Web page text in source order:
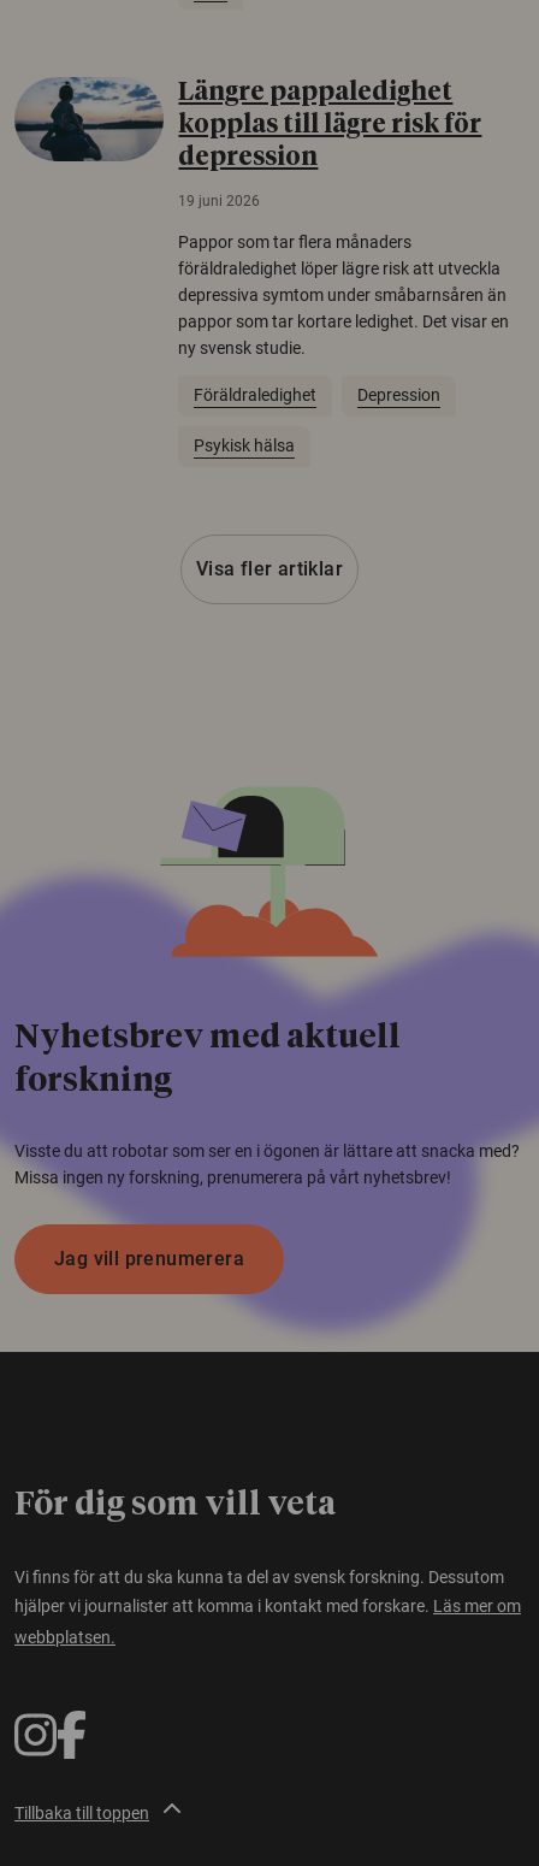
Längre pappaledighet
kopplas till lägre risk för
depression
19 juni 2026
Pappor som tar flera månaders
föräldraledighet löper lägre risk att utveckla
depressiva symtom under småbarnsåren än
pappor som tar kortare ledighet. Det visar en
ny svensk studie.
Föräldraledighet Depression
Psykisk hälsa
Visa fler artiklar
Nyhetsbrev med aktuell
forskning
Visste du att robotar som ser en i ögonen är lättare att snacka med?
Missa ingen ny forskning, prenumerera på vårt nyhetsbrev!
Jag vill prenumerera
För dig som vill veta
Vi finns för att du ska kunna ta del av svensk forskning. Dessutom
hjälper vi journalister att komma i kontakt med forskare. Läs mer om
webbplatsen.
Tillbaka till toppen